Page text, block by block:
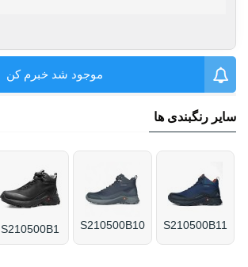
موجود شد خبرم کن
سایر رنگبندی ها
S210500B11
S210500B10
S210500B1